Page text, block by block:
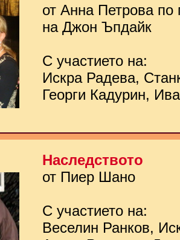
от Анна Петрова по
на Джон Ъпдайк
С участието на:
Искра Радева,
Георги Кадурин,
Наследството
от Пиер Шано
С участието на:
Веселин Ранков,